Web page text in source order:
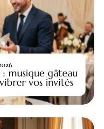
musique gâteau
vos invités